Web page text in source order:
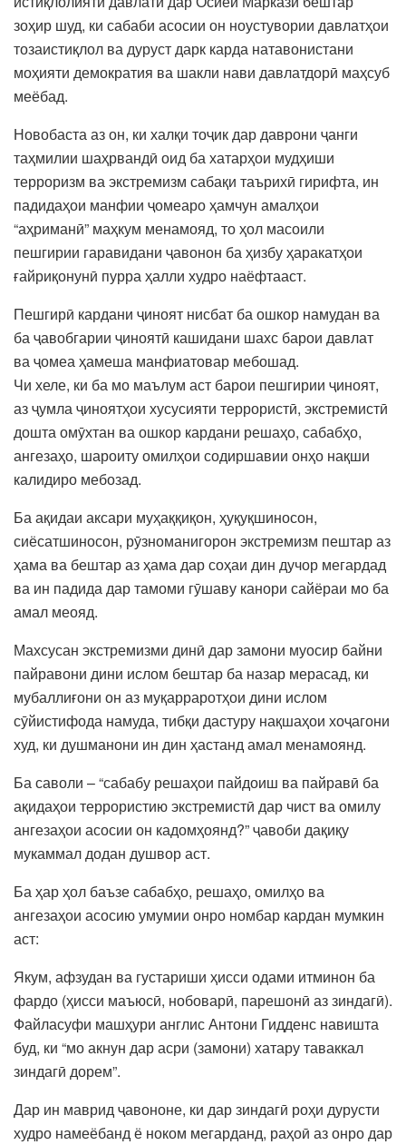
зоҳир шуд, ки сабаби асосии он ноустувории давлатҳои
тозаистиқлол ва дуруст дарк карда натавонистани
моҳияти демократия ва шакли нави давлатдорӣ маҳсуб
меёбад.
Новобаста аз он, ки халқи тоҷик дар даврони ҷанги
таҳмилии шаҳрвандӣ оид ба хатарҳои мудҳиши
терроризм ва экстремизм сабақи таърихӣ гирифта, ин
падидаҳои манфии ҷомеаро ҳамчун амалҳои
“аҳриманӣ” маҳкум менамояд, то ҳол масоили
пешгирии гаравидани ҷавонон ба ҳизбу ҳаракатҳои
ғайриқонунӣ пурра ҳалли худро наёфтааст.
Пешгирӣ кардани ҷиноят нисбат ба ошкор намудан ва
ба ҷавобгарии ҷиноятӣ кашидани шахс барои давлат
ва ҷомеа ҳамеша манфиатовар мебошад.
Чи хеле, ки ба мо маълум аст барои пешгирии ҷиноят,
аз ҷумла ҷиноятҳои хусусияти террористӣ, экстремистӣ
дошта омӯхтан ва ошкор кардани решаҳо, сабабҳо,
ангезаҳо, шароиту омилҳои содиршавии онҳо нақши
калидиро мебозад.
Ба ақидаи аксари муҳаққиқон, ҳуқуқшиносон,
сиёсатшиносон, рӯзноманигорон экстремизм пештар аз
ҳама ва бештар аз ҳама дар соҳаи дин дучор мегардад
ва ин падида дар тамоми гӯшаву канори сайёраи мо ба
амал меояд.
Махсусан экстремизми динӣ дар замони муосир байни
пайравони дини ислом бештар ба назар мерасад, ки
мубаллиғони он аз муқарраротҳои дини ислом
сӯйистифода намуда, тибқи дастуру нақшаҳои хоҷагони
худ, ки душманони ин дин ҳастанд амал менамоянд.
Ба саволи – “сабабу решаҳои пайдоиш ва пайравӣ ба
ақидаҳои террористию экстремистӣ дар чист ва омилу
ангезаҳои асосии он кадомҳоянд?” ҷавоби дақиқу
мукаммал додан душвор аст.
Ба ҳар ҳол баъзе сабабҳо, решаҳо, омилҳо ва
ангезаҳои асосию умумии онро номбар кардан мумкин
аст:
Якум, афзудан ва густариши ҳисси одами итминон ба
фардо (ҳисси маъюсӣ, нобоварӣ, парешонӣ аз зиндагӣ).
Файласуфи машҳури англис Антони Гидденс навишта
буд, ки “мо акнун дар асри (замони) хатару таваккал
зиндагӣ дорем”.
Дар ин маврид ҷавононе, ки дар зиндагӣ роҳи дурусти
худро намеёбанд ё ноком мегарданд, раҳоӣ аз онро дар